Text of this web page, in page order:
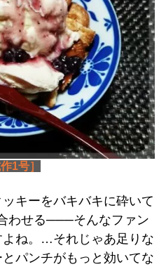
1号］
キーをバキバキに砕いて
わせる───そんなファン
ね。…それじゃあ足りな
パンチがもっと効いてな